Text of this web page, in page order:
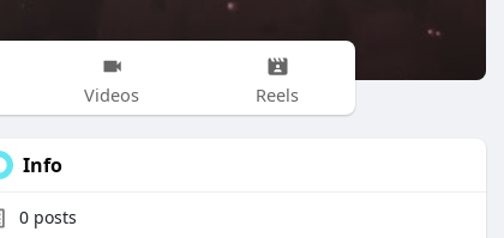
Videos Reels
Info
0 posts